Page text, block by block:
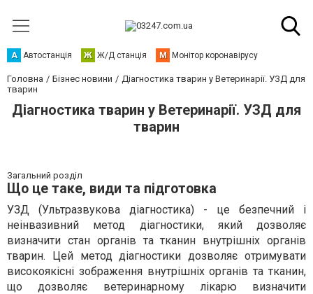
А Автостанція Ж Ж/Д станція М Монітор коронавірусу
Головна Бізнес новини
Діагностика тварин у Ветеринарії. УЗД для
тварин
Діагностика тварин у Ветеринарії. УЗД для
тварин
Загальний розділ
Що це таке, види та підготовка
УЗД (Ультразвукова діагностика) - це безпечний і
неінвазивний метод діагностики, який дозволяє
визначити стан органів та тканин внутрішніх органів
тварин. Цей метод діагностики дозволяє отримувати
високоякісні зображення внутрішніх органів та тканин,
що дозволяє ветеринарному лікарю визначити